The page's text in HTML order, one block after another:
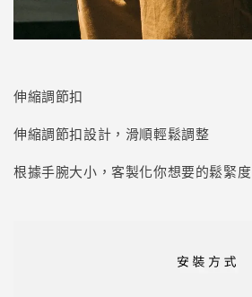
伸縮調節扣
伸縮調節扣設計，滑順輕鬆調整
根據手腕大小，客製化你想要的鬆緊度